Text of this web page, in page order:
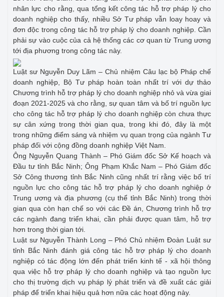
nhân lực cho rằng, qua tổng kết công tác hỗ trợ pháp lý cho
doanh nghiệp cho thấy, nhiều Sở Tư pháp vẫn loay hoay và
đơn độc trong công tác hỗ trợ pháp lý cho doanh nghiệp. Cần
phải sự vào cuộc của cả hệ thống các cơ quan từ Trung ương
tới địa phương trong công tác này.
Luật sư Nguyễn Duy Lãm – Chủ nhiệm Câu lạc bộ Pháp chế
doanh nghiệp, Bộ Tư pháp hoàn toàn nhất trí với dự thảo
Chương trình hỗ trợ pháp lý cho doanh nghiệp nhỏ và vừa giai
đoạn 2021-2025 và cho rằng, sự quan tâm và bố trí nguồn lực
cho công tác hỗ trợ pháp lý cho doanh nghiệp còn chưa thực
sự cân xứng trong thời gian qua, trong khi đó, đây là một
trong những điểm sáng và nhiệm vụ quan trọng của ngành Tư
pháp đối với cộng đồng doanh nghiệp Việt Nam.
Ông Nguyễn Quang Thành – Phó Giám đốc Sở Kế hoạch và
Đầu tư tỉnh Bắc Ninh; Ông Phạm Khắc Nam – Phó Giám đốc
Sở Công thương tỉnh Bắc Ninh cũng nhất trí rằng việc bố trí
nguồn lực cho công tác hỗ trợ pháp lý cho doanh nghiệp ở
Trung ương và địa phương (cụ thể tỉnh Bắc Ninh) trong thời
gian qua còn hạn chế so với các Đề án, Chương trình hỗ trợ
các ngành đang triển khai, cần phải được quan tâm, hỗ trợ
hơn trong thời gian tới.
Luật sư Nguyễn Thành Long – Phó Chủ nhiệm Đoàn Luật sư
tỉnh Bắc Ninh đánh giá công tác hỗ trợ pháp lý cho doanh
nghiệp có tác động lớn đến phát triển kinh tế - xã hội thông
qua việc hỗ trợ pháp lý cho doanh nghiệp và tạo nguồn lực
cho thị trường dịch vụ pháp lý phát triển và đề xuất các giải
pháp để triển khai hiệu quả hơn nữa các hoạt động này.